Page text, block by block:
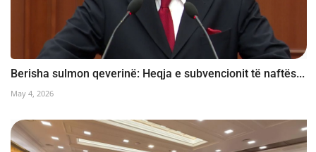
Berisha sulmon qeverinë: Heqja e subvencionit të naftës...
May 4, 2026